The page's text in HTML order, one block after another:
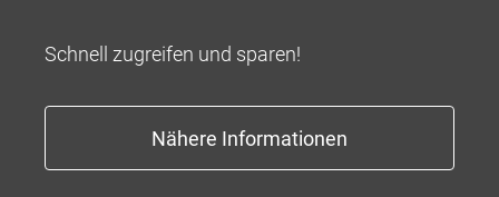
beginnend mit einer kompetenten Beratung über eine
Garantieleistungen, die weit über das übliche Maß
hinausgehen.
Schnell zugreifen und sparen!